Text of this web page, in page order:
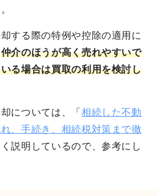
する際の特例や控除の適用に
仲介のほうが高く売れやすいで
る場合は買取の利用を検討し
については、「 相続した不動
、手続き、相続税対策まで徹
く説明しているので、参考にし